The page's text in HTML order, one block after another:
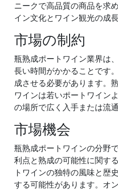
ニークで高品質の商品を求
イン文化とワイン観光の成
市場の制約
瓶熟成ポートワイン業界は
長い時間がかかることです
成させる必要があります。
ワインは若いポートワイン
の場所で広く入手または流
市場機会
瓶熟成ポートワインの分野
利点と熟成の可能性に関す
トワインの独特の風味と歴
する可能性があります。オ